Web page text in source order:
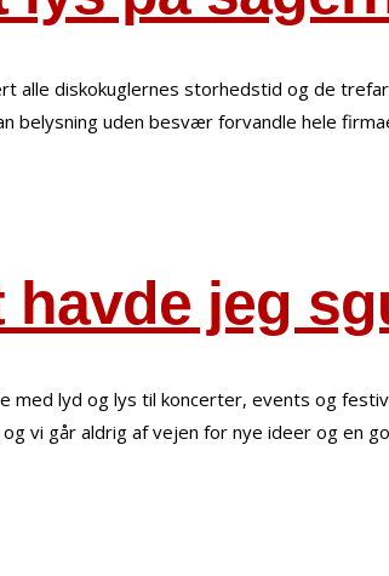
alle diskokuglernes storhedstid og de
belysning uden besvær forvandle hele
havde jeg
med lyd og lys til koncerter, events og
vi går aldrig af vejen for nye ideer og en